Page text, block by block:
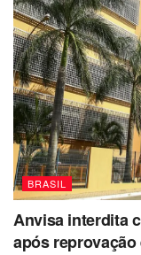
BRASIL
Anvisa interdita
após